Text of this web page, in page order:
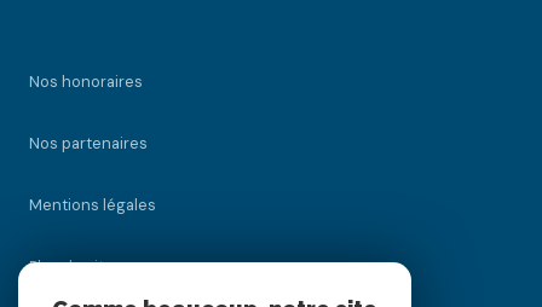
Nos honoraires
Nos partenaires
Mentions légales
Plan du site